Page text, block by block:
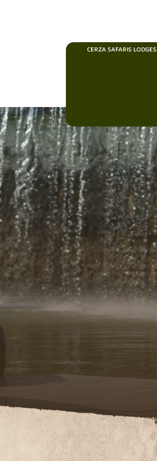
CERZA SAFARIS LODGES